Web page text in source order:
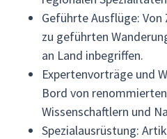
Geführte Ausflüge:
zu geführten
an Land inbegriffen.
Expertenvorträge und
Bord von
Wissenschaftlern und
Spezialausrüstung: